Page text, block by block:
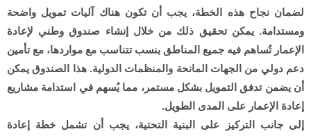
لضمان نجاح هذه الخطة، يجب أن تكون هناك آليات تمويل واضحة
ومستدامة. يمكن تحقيق ذلك من خلال إنشاء صندوق وطني لإعادة
الإعمار تُساهم فيه جميع المناطق بنسب تتناسب مع مواردها، مع تأمين
دعم دولي من الجهات المانحة والمنظمات الدولية. هذا الصندوق يمكن
أن يضمن تدفق التمويل بشكل مستمر، مما يُسهم في استدامة مشاريع
إعادة الإعمار على المدى الطويل.
إلى جانب التركيز على البنية التحتية، يجب أن تشمل خطة إعادة